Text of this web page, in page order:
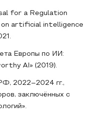
for a Regulation
on artificial intelligence
Европы по ИИ:
AI» (2019).
2022–2024 гг.,
заключённых с